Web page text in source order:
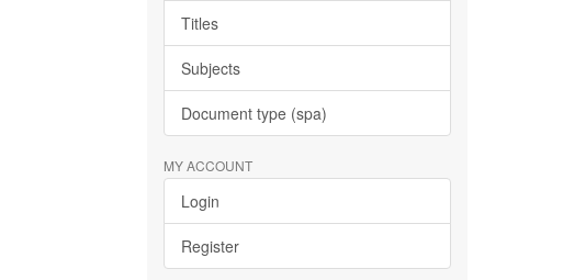
Titles
Subjects
Document type (spa)
MY ACCOUNT
Login
Register